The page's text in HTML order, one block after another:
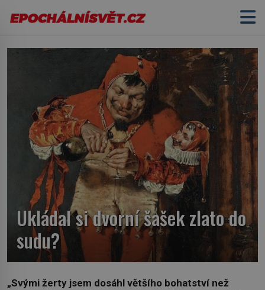
Ukládal si dvorní šašek zlato do
sudu?
„Svými žerty jsem dosáhl většího bohatství než